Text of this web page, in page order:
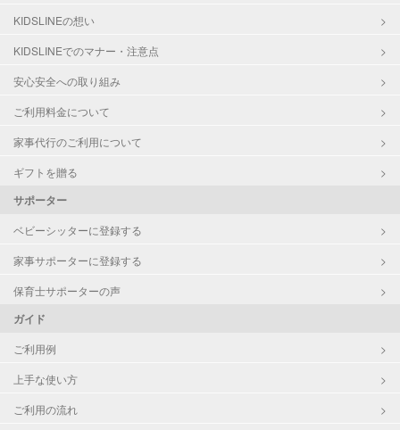
KIDSLINEの想い
KIDSLINEでのマナー・注意点
安心安全への取り組み
ご利用料金について
家事代行のご利用について
ギフトを贈る
サポーター
ベビーシッターに登録する
家事サポーターに登録する
保育士サポーターの声
ガイド
ご利用例
上手な使い方
ご利用の流れ